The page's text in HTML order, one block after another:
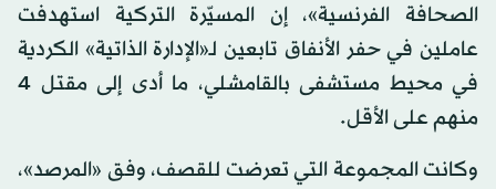
الصحافة الفرنسية»، إن المسيّرة التركية استهدفت
عاملين في حفر الأنفاق تابعين لـ«الإدارة الذاتية» الكردية
في محيط مستشفى بالقامشلي، ما أدى إلى مقتل 4
منهم على الأقل.
وكانت المجموعة التي تعرضت للقصف، وفق «المرصد»،